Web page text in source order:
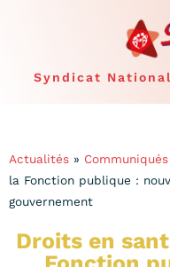
Syndicat
Actualités » Communiqués
la Fonction publique :
gouvernement
Droits en